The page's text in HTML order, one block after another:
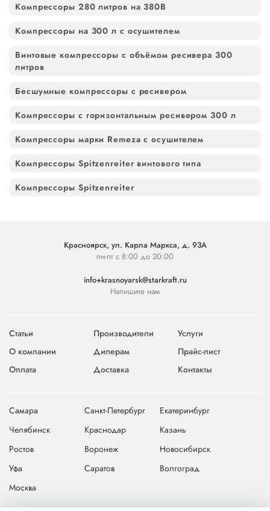
Компрессоры 280 литров на 380В
Компрессоры на 300 л с осушителем
Винтовые компрессоры с объёмом ресивера 300
литров
Бесшумные компрессоры с ресивером
Компрессоры с горизонтальным ресивером 300 л
Компрессоры марки Remeza с осушителем
Компрессоры Spitzenreiter винтового типа
Компрессоры Spitzenreiter
Красноярск, ул. Карла Маркса, д. 93А
пн-пт с 8:00 до 20:00
info+krasnoyarsk@starkraft.ru
Напишите нам
Статьи Производители
Услуги
О компании
Дилерам
Прайс-лист
Оплата
Доставка Контакты
Самара Санкт-Петербург
Екатеринбург
Челябинск
Краснодар
Казань
Ростов
Воронеж
Новосибирск
Уфа
Саратов
Волгоград
Москва